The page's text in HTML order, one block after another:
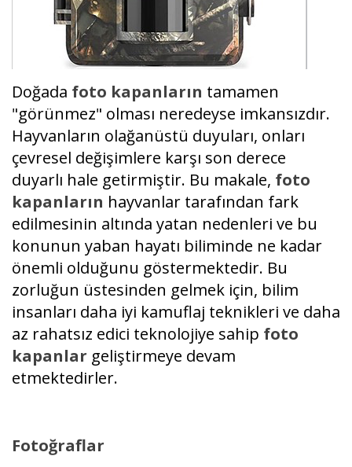
Doğada foto kapanların tamamen
"görünmez" olması neredeyse imkansızdır.
Hayvanların olağanüstü duyuları, onları
çevresel değişimlere karşı son derece
duyarlı hale getirmiştir. Bu makale, foto
kapanların hayvanlar tarafından fark
edilmesinin altında yatan nedenleri ve bu
konunun yaban hayatı biliminde ne kadar
önemli olduğunu göstermektedir. Bu
zorluğun üstesinden gelmek için, bilim
insanları daha iyi kamuflaj teknikleri ve daha
az rahatsız edici teknolojiye sahip foto
kapanlar geliştirmeye devam
etmektedirler.
Fotoğraflar